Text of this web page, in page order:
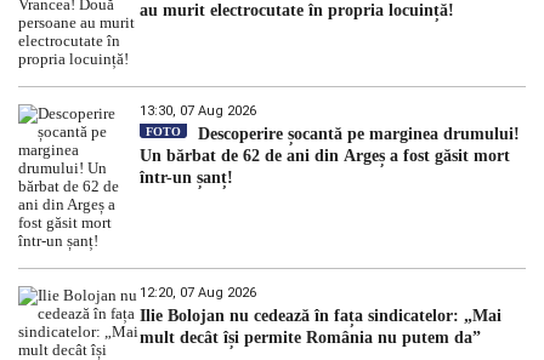
au murit electrocutate în propria locuință!
13:30, 07 Aug 2026
FOTO
Descoperire șocantă pe marginea drumului!
Un bărbat de 62 de ani din Argeș a fost găsit mort
într-un șanț!
12:20, 07 Aug 2026
Ilie Bolojan nu cedează în fața sindicatelor: „Mai
mult decât își permite România nu putem da”